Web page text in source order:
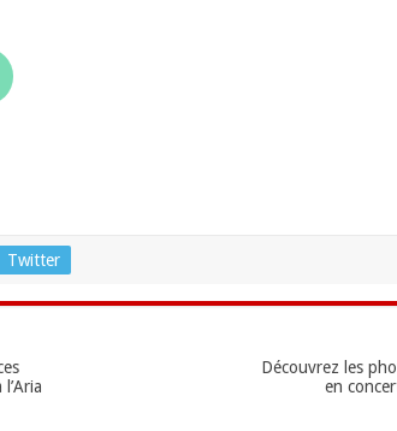
Twitter
Découvrez les
en